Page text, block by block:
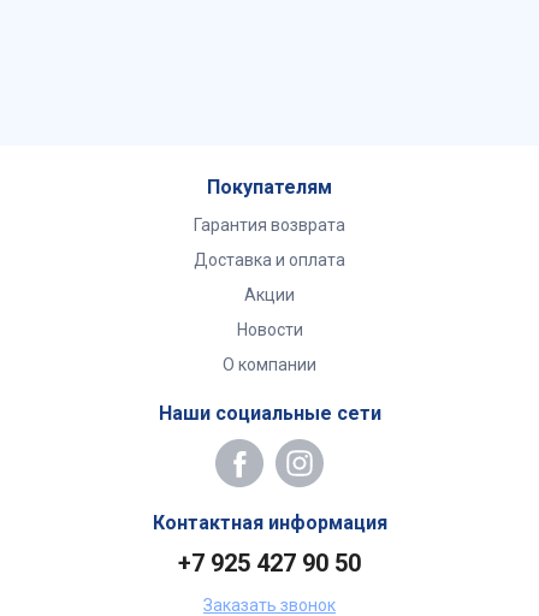
Покупателям
Гарантия возврата
Доставка и оплата
Акции
Новости
О компании
Наши социальные сети
Контактная информация
+7 925 427 90 50
Заказать звонок